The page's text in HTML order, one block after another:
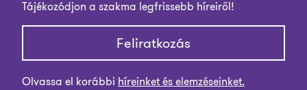
Tájékozódjon a szakma legfrissebb híreiről!
Feliratkozás
Olvassa el korábbi híreinket és elemzéseinket.